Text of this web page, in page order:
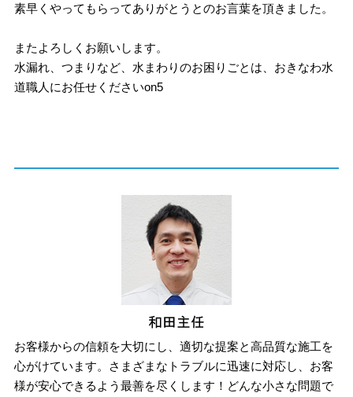
素早くやってもらってありがとうとのお言葉を頂きました。
またよろしくお願いします。
水漏れ、つまりなど、水まわりのお困りごとは、おきなわ水
道職人にお任せくださいon5
お客様からの信頼を大切にし、適切な提案と高品質な施工を
心がけています。さまざまなトラブルに迅速に対応し、お客
様が安心できるよう最善を尽くします！どんな小さな問題で